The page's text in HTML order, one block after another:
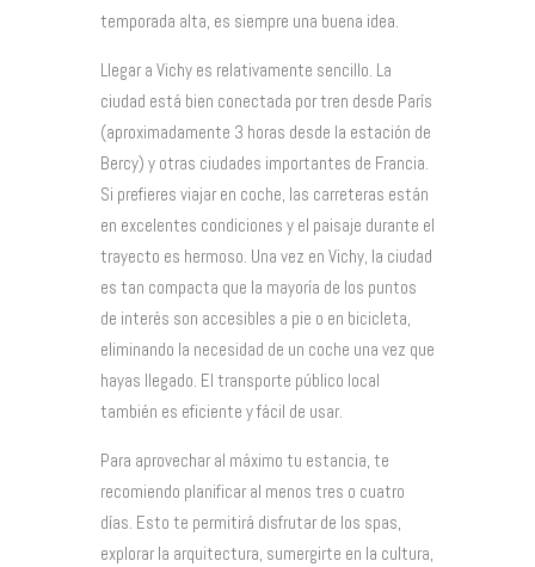
temporada alta, es siempre una buena idea.
Llegar a Vichy es relativamente sencillo. La
ciudad está bien conectada por tren desde París
(aproximadamente 3 horas desde la estación de
Bercy) y otras ciudades importantes de Francia.
Si prefieres viajar en coche, las carreteras están
en excelentes condiciones y el paisaje durante el
trayecto es hermoso. Una vez en Vichy, la ciudad
es tan compacta que la mayoría de los puntos
de interés son accesibles a pie o en bicicleta,
eliminando la necesidad de un coche una vez que
hayas llegado. El transporte público local
también es eficiente y fácil de usar.
Para aprovechar al máximo tu estancia, te
recomiendo planificar al menos tres o cuatro
días. Esto te permitirá disfrutar de los spas,
explorar la arquitectura, sumergirte en la cultura,